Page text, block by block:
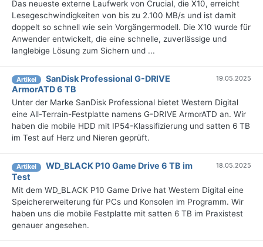
Das neueste externe Laufwerk von Crucial, die X10, erreicht
Lesegeschwindigkeiten von bis zu 2.100 MB/s und ist damit
doppelt so schnell wie sein Vorgängermodell. Die X10 wurde für
Anwender entwickelt, die eine schnelle, zuverlässige und
langlebige Lösung zum Sichern und ...
Artikel
SanDisk Professional G-DRIVE
ArmorATD 6 TB
19.05.2025
Unter der Marke SanDisk Professional bietet Western Digital
eine All-Terrain-Festplatte namens G-DRIVE ArmorATD an. Wir
haben die mobile HDD mit IP54-Klassifizierung und satten 6 TB
im Test auf Herz und Nieren geprüft.
Artikel
WD_BLACK P10 Game Drive 6 TB im
Test
18.05.2025
Mit dem WD_BLACK P10 Game Drive hat Western Digital eine
Speichererweiterung für PCs und Konsolen im Programm. Wir
haben uns die mobile Festplatte mit satten 6 TB im Praxistest
genauer angesehen.